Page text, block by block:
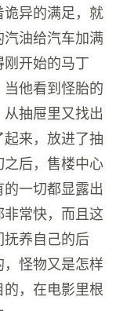
诡异的满足，就
油给汽车加满
刚开始的马丁
他看到怪胎的
抽屉里又找出
来，放进了抽
之后，售楼中心
一切都显露出
常快，而且这
抚养自己的后
怪物又是怎样
，在电影里根